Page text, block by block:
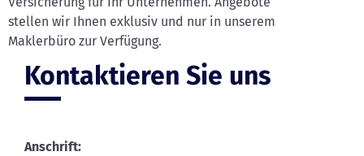
stellen wir Ihnen exklusiv und nur in unserem
Maklerbüro zur Verfügung.
Kontaktieren Sie uns
Anschrift: